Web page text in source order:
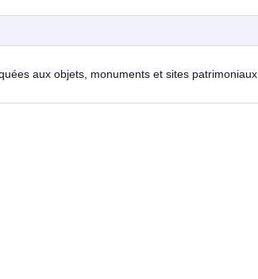
aux objets, monuments et sites patrimoniaux